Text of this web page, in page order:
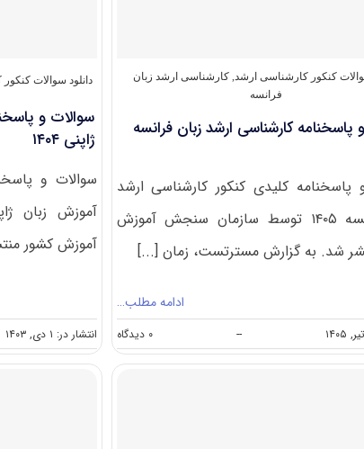
کنکور کارشناسی ارشد, کارشناسی ارشد زبان
فرانسه
پاسخنامه کارشناسی ارشد زبان فرانسه
پاسخنامه کلیدی کنکور کارشناسی ارشد
زبان فرانسه ۱۴۰۵ توسط سازمان سنجش آموزش
شد. به گزارش مسترتست، زمان [...]
ادامه مطلب…
-- ۰ دیدگاه
سوالات
و
دانلود سوالات
سوالات و
ژاپنی ۱۴۰۴
سوالات و
آموزش کشور
انتشار در: ۱ دی, ۱۴۰۳